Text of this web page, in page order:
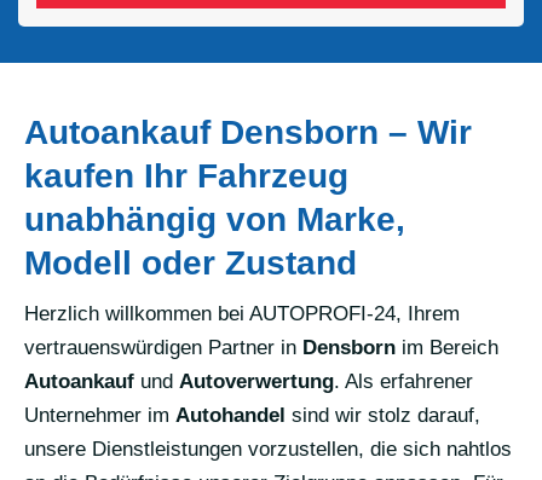
Autoankauf Densborn – Wir
kaufen Ihr Fahrzeug
unabhängig von Marke,
Modell oder Zustand
Herzlich willkommen bei AUTOPROFI-24, Ihrem
vertrauenswürdigen Partner in Densborn im Bereich
Autoankauf und Autoverwertung. Als erfahrener
Unternehmer im Autohandel sind wir stolz darauf,
unsere Dienstleistungen vorzustellen, die sich nahtlos